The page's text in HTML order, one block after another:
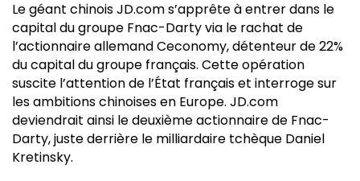
Le géant chinois JD.com s’apprête à entrer dans le
capital du groupe Fnac-Darty via le rachat de
l’actionnaire allemand Ceconomy, détenteur de 22%
du capital du groupe français. Cette opération
suscite l’attention de l’État français et interroge sur
les ambitions chinoises en Europe. JD.com
deviendrait ainsi le deuxième actionnaire de Fnac-
Darty, juste derrière le milliardaire tchèque Daniel
Kretinsky.